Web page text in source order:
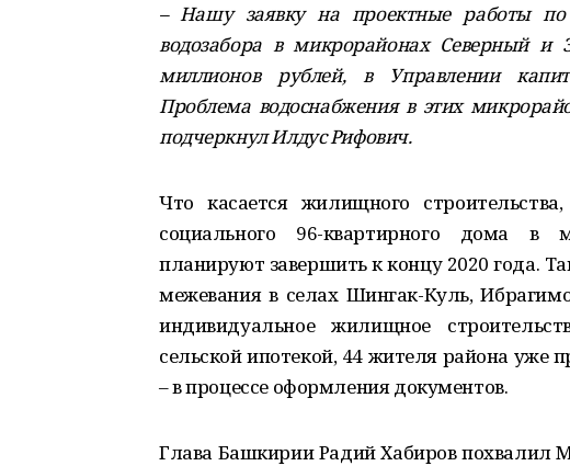
– Нашу заявку на проектные работы по
водозабора в микрорайонах Северный и
миллионов рублей, в Управлении
Проблема водоснабжения в этих
подчеркнул Илдус Рифович.
Что касается жилищного строительства,
социального 96-квартирного дома в
планируют завершить к концу 2020 года.
межевания в селах Шингак-Куль,
индивидуальное жилищное
сельской ипотекой, 44 жителя района уже
– в процессе оформления документов.
Глава Башкирии Радий Хабиров похвалил